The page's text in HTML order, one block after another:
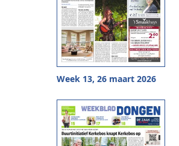
Week 13, 26 maart 2026